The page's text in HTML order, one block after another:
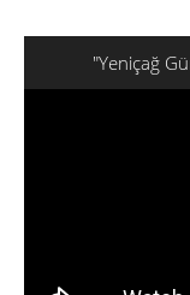
"Yeniçağ